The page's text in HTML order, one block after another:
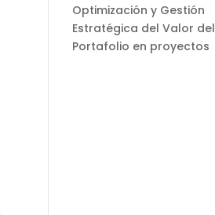
Optimización y Gestión
Estratégica del Valor del
Portafolio en proyectos